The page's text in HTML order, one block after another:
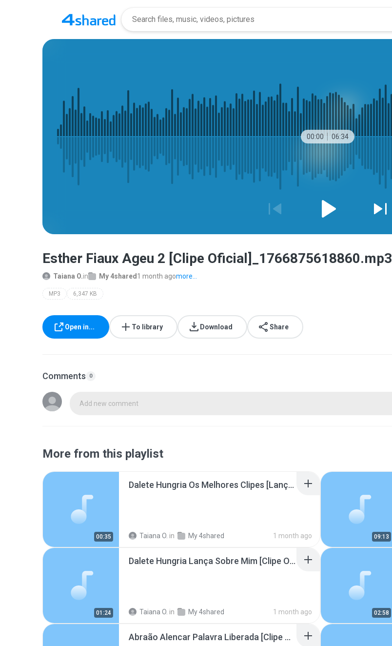
00:00 06:34
Esther Fiaux Ageu 2 [Clipe Oficial]_1766875618860.mp3
Taiana O.in My 4shared 1 month agomore...
MP3 6,347 KB
Open in... To library Download Share
Comments 0
Add new comment
More from this playlist
00:35
Dalete Hungria Os Melhores Clipes [Lança Sobre Mim]_1766875838819.mp3
Taiana O. in My 4shared 1 month ago 09:13
01:24
Dalete Hungria Lança Sobre Mim [Clipe Oficial]_1766875836347.mp3
Taiana O. in My 4shared 1 month ago 02:58
Abraão Alencar Palavra Liberada [Clipe Oficial]_1766875607409.mp3